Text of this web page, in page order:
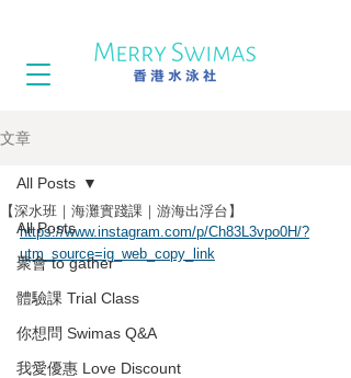
文章
All Posts
聚會 to gather
體驗課 Trial Class
你想問 Swimas Q&A
我愛優惠 Love Discount
All Posts
【深水班｜海灘實踐課｜游海出浮台】
https://www.instagram.com/p/Ch83L3vpo0H/?
utm_source=ig_web_copy_link